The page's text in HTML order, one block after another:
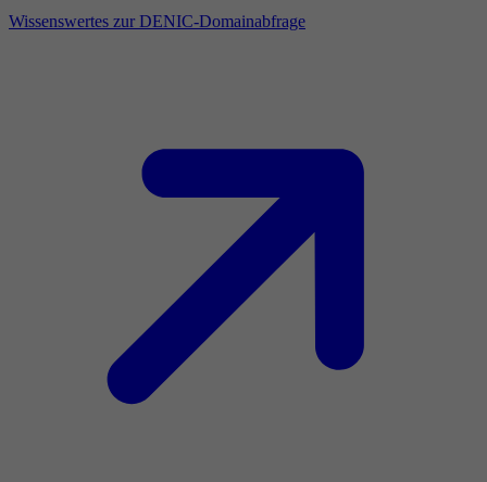
Wissenswertes zur DENIC-Domainabfrage